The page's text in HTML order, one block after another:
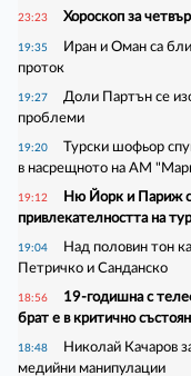
23:23 Хороскоп за
19:35
Иран и Оман са
проток
19:27
Доли Партън се
проблеми
19:20
Турски шофьор
в насрещното на АМ
19:12
Ню Йорк и Париж
привлекателността на
19:04
Над половин тон
Петричко и Санданско
18:56
19-годишна с
брат е в критично
18:48
Николай Качаров
медийни манипулации